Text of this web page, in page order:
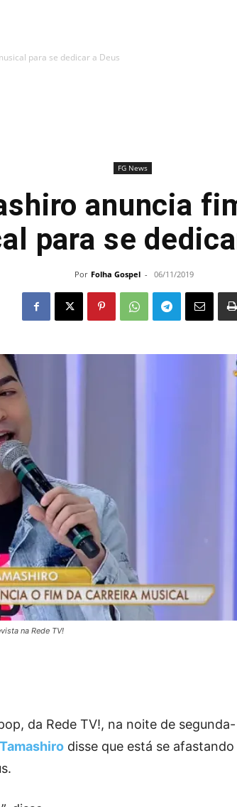
para se dedicar a Deus
FG News
anuncia
para se
Por Folha Gospel - 06/11/2019
na Rede TV!
da Rede TV!, na noite de segunda-
disse que está se afastando